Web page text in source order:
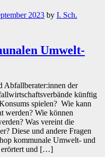
2023 by I. Sch.
Umwelt-
Abfallberater:innen der
künftig
spielen? Wie kann
werden? Wie können
Was vereint die
Diese und andere Fragen
kommunale Umwelt- und
erörtert und […]